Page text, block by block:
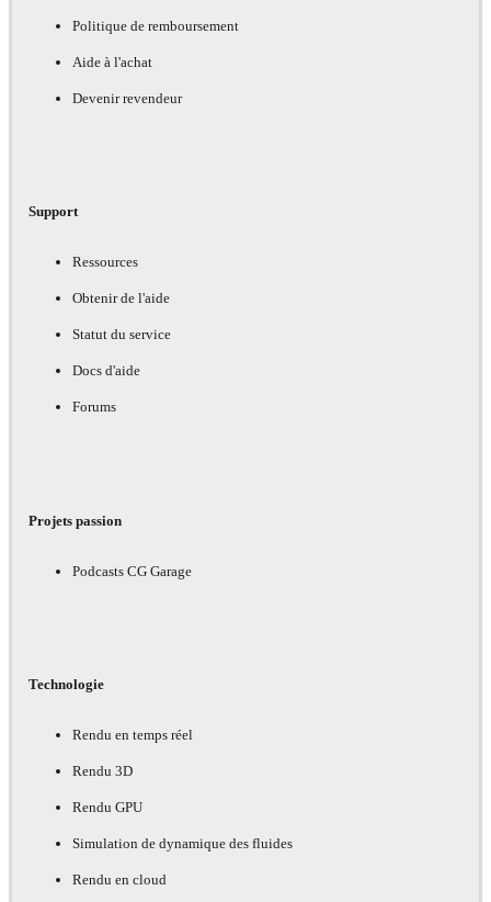
Politique de remboursement
Aide à l'achat
Devenir revendeur
Support
Ressources
Obtenir de l'aide
Statut du service
Docs d'aide
Forums
Projets passion
Podcasts CG Garage
Technologie
Rendu en temps réel
Rendu 3D
Rendu GPU
Simulation de dynamique des fluides
Rendu en cloud